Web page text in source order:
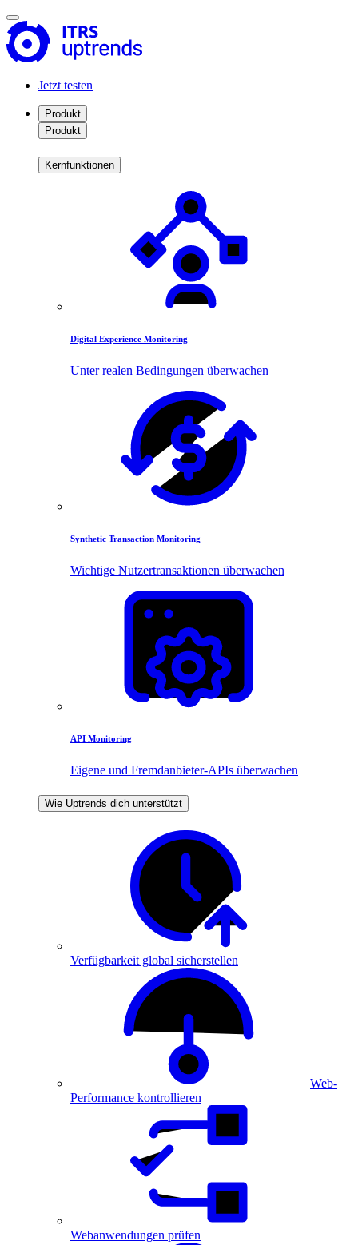
Jetzt testen
Produkt
Produkt
Kernfunktionen
Digital Experience Monitoring
Unter realen Bedingungen überwachen
Synthetic Transaction Monitoring
Wichtige Nutzertransaktionen überwachen
API Monitoring
Eigene und Fremdanbieter-APIs überwachen
Wie Uptrends dich unterstützt
Verfügbarkeit global sicherstellen
Web-
Performance kontrollieren
Webanwendungen prüfen